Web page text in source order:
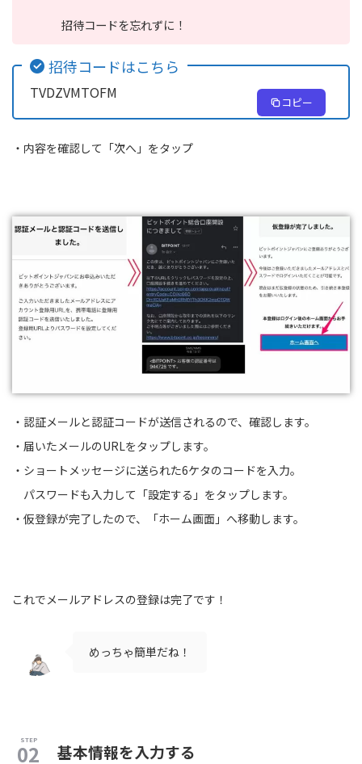
招待コードを忘れずに！
招待コードはこちら
TVDZVMTOFM
コピー
・内容を確認して「次へ」をタップ
・認証メールと認証コードが送信されるので、確認します。
・届いたメールのURLをタップします。
・ショートメッセージに送られた6ケタのコードを入力。
パスワードも入力して「設定する」をタップします。
・仮登録が完了したので、「ホーム画面」へ移動します。
これでメールアドレスの登録は完了です！
めっちゃ簡単だね！
基本情報を入力する